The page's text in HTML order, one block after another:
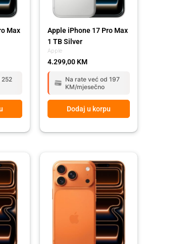
Max
252
Apple
Apple iPhone 17 Pro Max
1 TB Silver
4.299,00 KM
Na rate već od 197
KM/mjesečno
Dodaj u korpu